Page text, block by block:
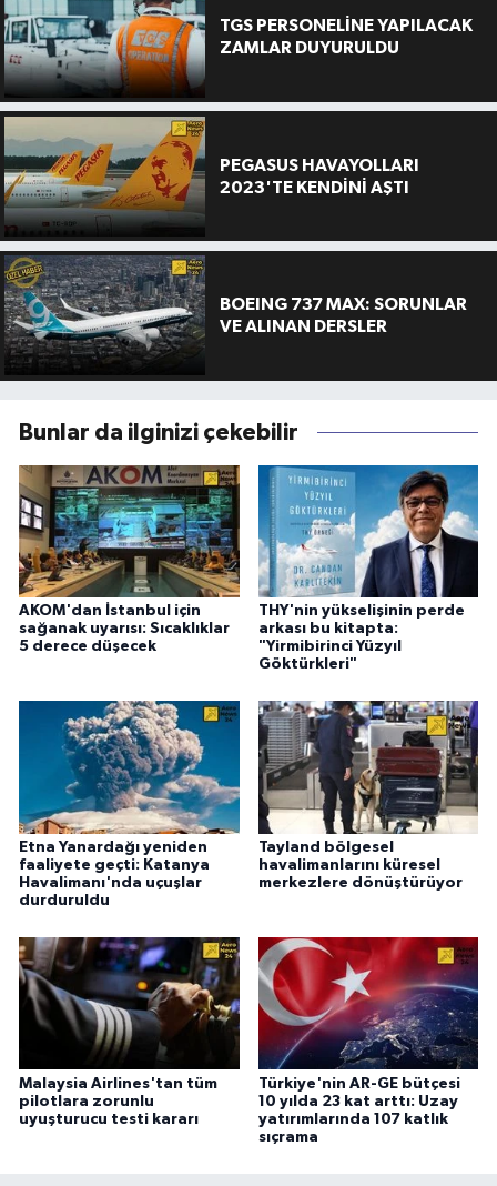
TGS PERSONELİNE YAPILACAK
ZAMLAR DUYURULDU
PEGASUS HAVAYOLLARI
2023'TE KENDİNİ AŞTI
BOEING 737 MAX: SORUNLAR
VE ALINAN DERSLER
Bunlar da ilginizi çekebilir
AKOM'dan İstanbul için
sağanak uyarısı: Sıcaklıklar
5 derece düşecek
THY'nin yükselişinin perde
arkası bu kitapta:
"Yirmibirinci Yüzyıl
Göktürkleri"
Etna Yanardağı yeniden
faaliyete geçti: Katanya
Havalimanı'nda uçuşlar
durduruldu
Tayland bölgesel
havalimanlarını küresel
merkezlere dönüştürüyor
Malaysia Airlines'tan tüm
pilotlara zorunlu
uyuşturucu testi kararı
Türkiye'nin AR-GE bütçesi
10 yılda 23 kat arttı: Uzay
yatırımlarında 107 katlık
sıçrama